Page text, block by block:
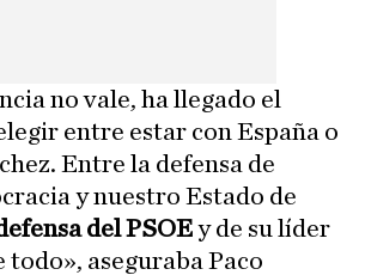
no vale, ha llegado el
entre estar con España o
Entre la defensa de
y nuestro Estado de
del PSOEy de su líder
todo», aseguraba Paco